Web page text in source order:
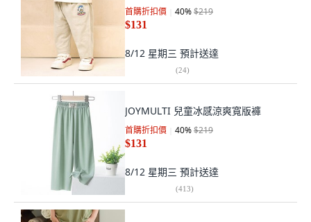
首購折扣價 40%$219
$131
8/12 星期三 預計送達
(24)
JOYMULTI 兒童冰感涼爽寬版褲
首購折扣價 40%$219
$131
8/12 星期三 預計送達
(413)